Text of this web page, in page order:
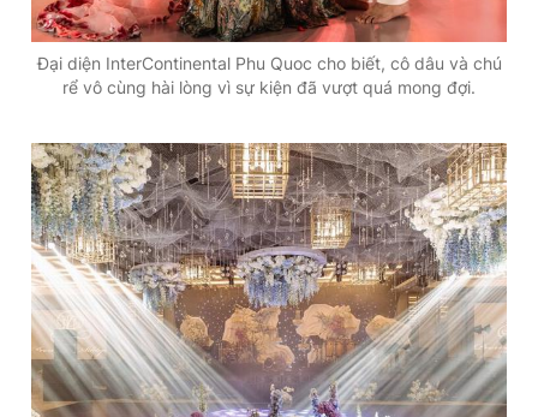
Đại diện InterContinental Phu Quoc cho biết, cô dâu và chú
rể vô cùng hài lòng vì sự kiện đã vượt quá mong đợi.